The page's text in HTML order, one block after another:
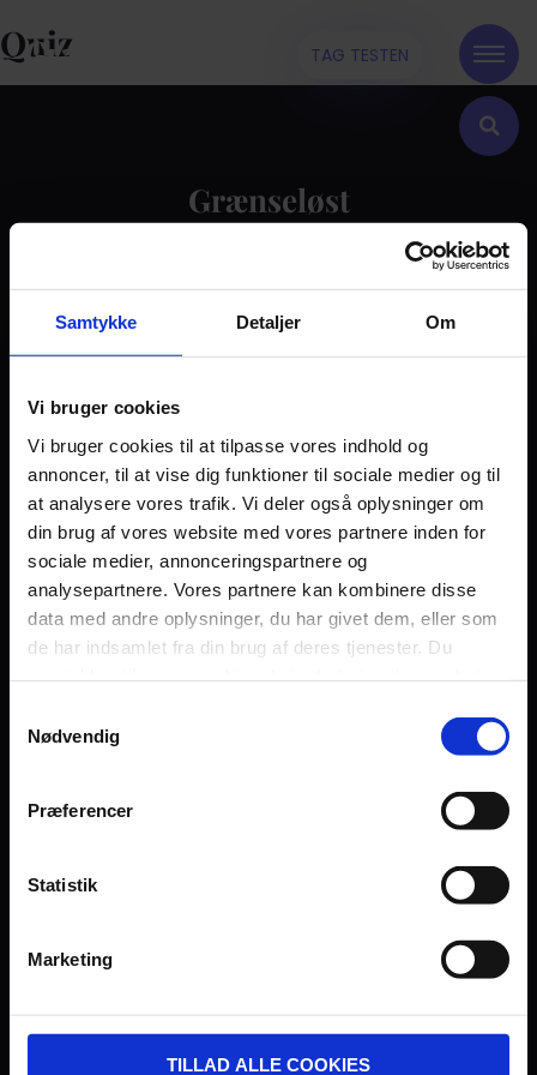
Samtykke Detaljer Om
Vi bruger cookies
Vi bruger cookies til at tilpasse vores indhold og
annoncer, til at vise dig funktioner til sociale medier og til
at analysere vores trafik. Vi deler også oplysninger om
din brug af vores website med vores partnere inden for
sociale medier, annonceringspartnere og
analysepartnere. Vores partnere kan kombinere disse
data med andre oplysninger, du har givet dem, eller som
de har indsamlet fra din brug af deres tjenester. Du
Nødvendig
Præferencer
Statistik
Marketing
TILLAD ALLE COOKIES
TAG TESTEN
Quiz
Grænseløst
Kontakt
Dilemma
Stories & Viden
Pårørende
Find støtte
Om os
Persondatapolitik
Fagområde